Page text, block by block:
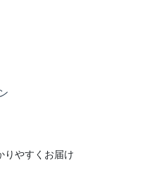
りやすくお届け